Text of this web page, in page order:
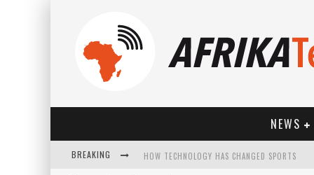
NEWS
BREAKING HOW TECHNOLOGY HAS CHANGED SPORTS